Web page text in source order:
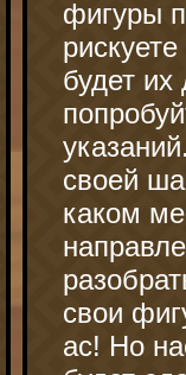
фигуры
будет
своей
каком
свои
ас! Но